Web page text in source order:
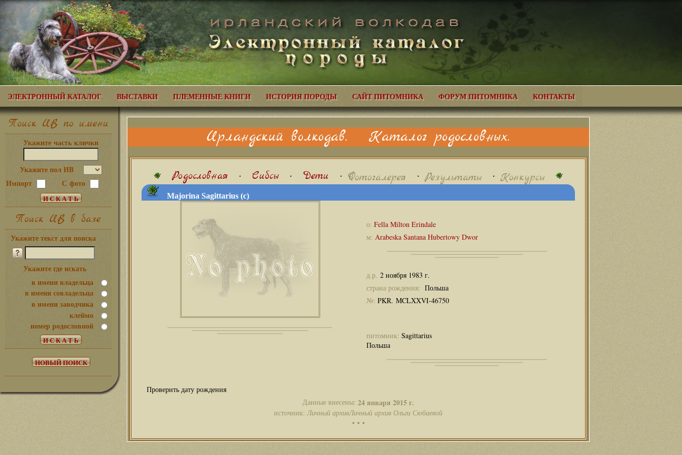
ЭЛЕКТРОННЫЙ КАТАЛОГ ВЫСТАВКИ ПЛЕМЕННЫЕ КНИГИ ИСТОРИЯ ПОРОДЫ САЙТ ПИТОМНИКА ФОРУМ ПИТОМНИКА КОНТАКТЫ
Поиск ИВ по имени
Укажите часть клички
Укажите пол ИВ
Импорт
С фото
Поиск ИВ в базе
Укажите текст для поиска
Укажите где искать
в имени владельца
в имени совладельца
в имени заводчика
клеймо
номер родословной
Ирландский волкодав. Каталог родословных.
Родословная • Сибсы• Дети • Фотогалерея • Результаты • Конкурсы
Majorina Sagittarius (с)
о: Fella Milton Erindale
м: Arabeska Santana Hubertowy Dwor
д.р. 2 ноября 1983 г.
страна рождения: Польша
№: PKR. MCLXXVI-46750
питомник: Sagittarius
Польша
Проверить дату рождения
Данные внесены: 24 января 2015 г.
источник: Личный архивЛичный архив Ольги Сюбаевой
• • •